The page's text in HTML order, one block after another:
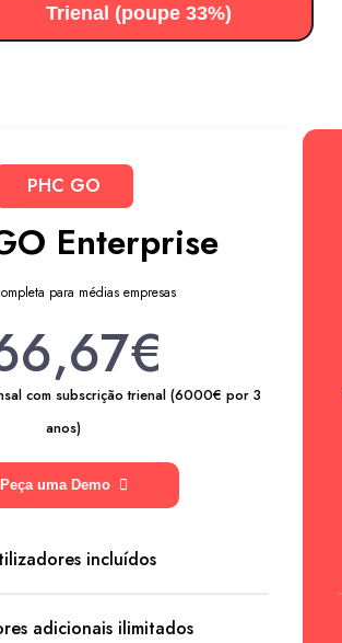
Trienal (poupe 33%)
PHC GO
Enterprise
para médias empresas
com subscrição trienal (6000€ por 3
anos)
Peça uma Demo
incluídos
adicionais ilimitados